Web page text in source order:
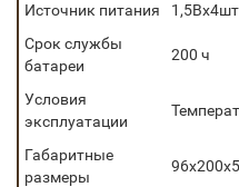
Источник питания
Срок службы
батареи
200 ч
Условия
эксплуатации
Габаритные
размеры